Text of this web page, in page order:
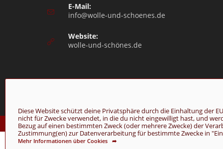
Diese Website schützt deine Privatsphäre durch die Einhaltung der
nicht für Zwecke verwendet, in die du nicht eingewilligt hast, und
Bezug auf einen bestimmten Zweck (oder mehrere Zwecke) der
Zustimmung(en) zur Datenverarbeitung für bestimmte Zwecke in
Mehr Informationen über Cookies ➦
E-Mail:
info@wolle-und-schoenes.de
Website:
wolle-und-schönes.de
© Copyright 2026 - Wolle & Schönes